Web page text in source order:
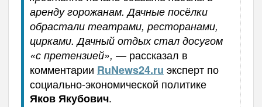
аренду горожанам. Дачные посёлки
обрастали театрами, ресторанами,
цирками. Дачный отдых стал досугом
«с претензией», — рассказал в
комментарии RuNews24.ru эксперт по
социально-экономической политике
Яков Якубович.